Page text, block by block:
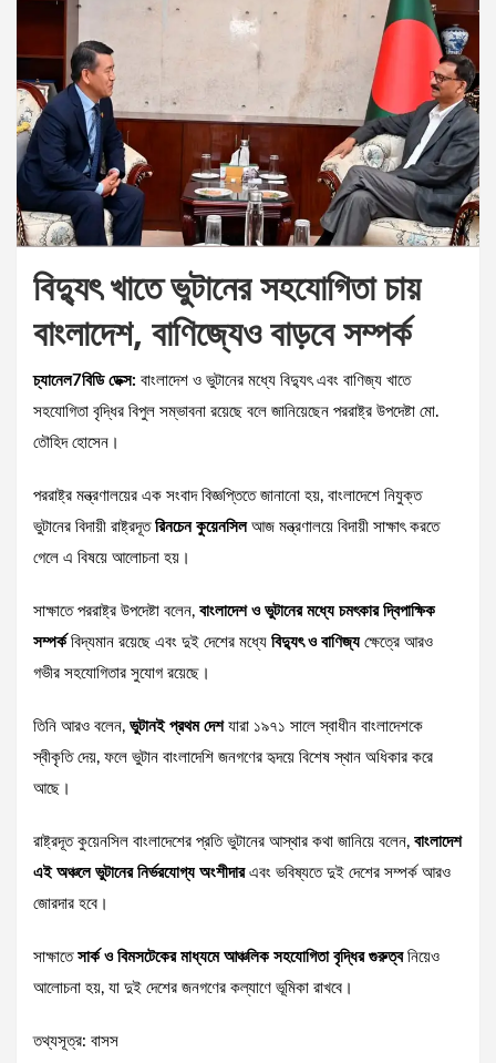
বিদ্যুৎ খাতে ভুটানের সহযোগিতা চায়
বাংলাদেশ, বাণিজ্যেও বাড়বে সম্পর্ক
চ্যানেল7বিডি ডেক্স: বাংলাদেশ ও ভুটানের মধ্যে বিদ্যুৎ এবং বাণিজ্য খাতে
সহযোগিতা বৃদ্ধির বিপুল সম্ভাবনা রয়েছে বলে জানিয়েছেন পররাষ্ট্র উপদেষ্টা মো.
তৌহিদ হোসেন।
পররাষ্ট্র মন্ত্রণালয়ের এক সংবাদ বিজ্ঞপ্তিতে জানানো হয়, বাংলাদেশে নিযুক্ত
ভুটানের বিদায়ী রাষ্ট্রদূত রিনচেন কুয়েনসিলআজ মন্ত্রণালয়ে বিদায়ী সাক্ষাৎ করতে
গেলে এ বিষয়ে আলোচনা হয়।
সাক্ষাতে পররাষ্ট্র উপদেষ্টা বলেন, বাংলাদেশ ও ভুটানের মধ্যে চমৎকার দ্বিপাক্ষিক
সম্পর্কবিদ্যমান রয়েছে এবং দুই দেশের মধ্যে বিদ্যুৎ ও বাণিজ্যক্ষেত্রে আরও
গভীর সহযোগিতার সুযোগ রয়েছে।
তিনি আরও বলেন, ভুটানই প্রথম দেশযারা ১৯৭১ সালে স্বাধীন বাংলাদেশকে
স্বীকৃতি দেয়, ফলে ভুটান বাংলাদেশি জনগণের হৃদয়ে বিশেষ স্থান অধিকার করে
আছে।
রাষ্ট্রদূত কুয়েনসিল বাংলাদেশের প্রতি ভুটানের আস্থার কথা জানিয়ে বলেন, বাংলাদেশ
এই অঞ্চলে ভুটানের নির্ভরযোগ্য অংশীদারএবং ভবিষ্যতে দুই দেশের সম্পর্ক আরও
জোরদার হবে।
সাক্ষাতে সার্ক ও বিমসটেকের মাধ্যমে আঞ্চলিক সহযোগিতা বৃদ্ধির গুরুত্বনিয়েও
আলোচনা হয়, যা দুই দেশের জনগণের কল্যাণে ভূমিকা রাখবে।
তথ্যসূত্র: বাসস